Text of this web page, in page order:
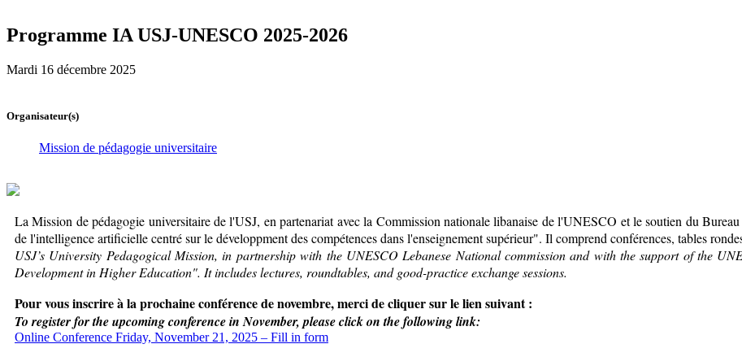
Programme IA USJ-UNESCO 2025-2026
Mardi 16 décembre 2025
Organisateur(s)
Mission de pédagogie universitaire
La Mission de pédagogie universitaire de l'USJ, en partenariat avec la Commission nationale libanaise de l'UNESCO et le soutien du
de l'intelligence artificielle centré sur le développment des compétences dans l'enseignement supérieur". Il comprend conférences, tables
USJ’s University Pedagogical Mission, in partnership with the UNESCO Lebanese National commission and with the support of the
Development in Higher Education". It includes lectures, roundtables, and good-practice exchange sessions.
Pour vous inscrire à la prochaine conférence de novembre, merci de cliquer sur le lien suivant :
To register for the upcoming conference in November, please click on the following link:
Online Conference Friday, November 21, 2025 – Fill in form